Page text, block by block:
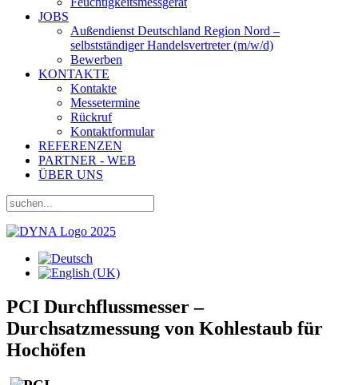
JOBS
Außendienst Deutschland Region Nord –
selbstständiger Handelsvertreter (m/w/d)
Bewerben
KONTAKTE
Kontakte
Messetermine
Rückruf
Kontaktformular
REFERENZEN
PARTNER - WEB
ÜBER UNS
PCI Durchflussmesser –
Durchsatzmessung von Kohlestaub für
Hochöfen